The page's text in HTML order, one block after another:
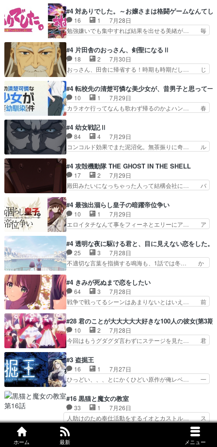
ホーム 最新 メニュー
系列が4話と入れ替わってるのね… こんなデカイ
のどうやって運ぶんだよ！？姉… ダラさん、人型
形態にもなれるんか!?w髪…
国の奴らも馬鹿が多いが、夜の国も同じ… ご視聴
ありがとうございました来週もよろし… 握った◯
治郎（中の人的に）仲間であるプレ… ヨコヤの頭
の回転の速さと人間の心理を利用… 夜の国のヨコ
で夜の国の独裁支配を強化、… やはりヨコヤいい
ですね。昼の国が勝てる流… 役で出演いたしまし
た。次回も緊張が止まり…
#4 対ありでした。～お嬢さまは格闘ゲームなんてし
16 1
7月28日
勉強嫌いでも集中すれば結果を出せる美緒が… 毎
なゲームも相手が強すぎるとやる気無く… テー
マ：テスト勉強と大会感想は、美緒がテ… すげー
ーーーーーーーー良い……。女性声優… 深夜の格
ゲー対戦よりテストの方がよっぽど… 真剣に授業
ストに向けて勉強会！美緒ちゃ… 受験勉強と戦闘
の2択なら戦闘を選ぶ娘w美… 勉強嫌いでバトル
を選ぶって、ひぐらしの沙…
#4 片田舎のおっさん、剣聖になるⅡ
18 2
7月30日
おっさん、田舎に帰省する！時期も時期だし… じ
れない爺さんには夢が詰まってると思う… クル
ニ、ヘンブリッツ、ミュイと一緒におっ… 帰省、
お供ヒロインはクルニ。順番的には確… 父親から
手紙が来た。サーベルボアの退治の… ここでヘン
家に帰ることに・ベリルはミュ… おっさんの親と
なるとお爺ちゃんだよね孫扱… ・ベリル、実家に
帰ることに・ベリルはミュ…
#4 転校先の清楚可憐な美少女が、昔男子と思って一
10 1
7月29日
カラオケ行ってなんも歌わず帰るのかよハン… 春
やらあの女優さんが春希のお母さんのよ… 春希ち
ゃん姫ちゃんに野菜の子も凄え可愛い… 隼人くん
のスマホを買いに行ってたけど完全… 第４話を
U-NEXTで視聴しました。視聴… スマホを買うた
見始めてたけどなんだかん… いきなりシリアス展
開ぶち込んでくるじゃん… 春希の家庭事情は複
雑。食事とか隼人が親身…
#4 幼女戦記Ⅱ
84 4
7月29日
コンコルド効果でまた泥沼化。無茶振りに奇… ル
グを更新しました!!宜しければ、是非… 計画通り
にはいかないね笑やり遂げた(ほぼ… 今回もター
ニャに不都合なことがあったりし… 白髪の男性が
語った家族を失った喪無感が、… 連邦に対して有
油を注ぐターニャの勝利軍… 犠牲を払っても良い
ならお前たちが前線へ行… 戦闘がアッサリし過ぎ
じゃない？戦争がメイ…
#4 攻殻機動隊 THE GHOST IN THE SHELL
17 2
7月29日
殿田みたいになっちゃった人って結構会社に… バ
見た目もうただのロボでしかないんだよ… 俺らの
汗拭きそりゃいやだろwwバトー＆ト… イノセン
スの元となった回だけど、ガイノイ… アダム・リ
ンクやジェイムスン(教授)型サ… アンドロイドも
センスの土台になったエピ… コミカルなのにも慣
れてきました。１話でし… ロボットの反乱は今と
なっては良くある話し…
#4 最強出涸らし皇子の暗躍帝位争い
10 1
7月29日
エロイタチなんて事をフィーネとエリーにア… ア
スターを呼ぶ笛？黒幕は狩猟祭とは関係… 平凡な
少女に見える眼鏡w眼鏡属性は持ち合… 神アニ
メ、ケテーイ！「騎士狩猟祭、前夜の… フィーネ
がアルノルトに活躍してもらいたが… 第４話を
とフィーネの２度目のデート出… マジできな臭い
ぞ帝位争い。姉からの刺客を… ふぃーねと町の様
子を見に行ったら町中で窃…
#4 透明な夜に駆ける君と、目に見えない恋をした。
25 3
7月28日
不適切な言葉を指摘する鳴海も、1話では冬… か
接していいのかわからず戸惑うかけるも… 盲目だ
と相手の表情も分からないからどう思… 今期のバ
ックナンバーみたいなOPアニメ。… 初デートで
冬月を笑わせようとする姿も冬月… 特に大きな事
を笑わせようとする姿も冬月… 3話までは主人公
がどうでもいいことでずっ… 花火購入に浅草へ…
行き当たりばったり訪問…
#4 きみが死ぬまで恋をしたい
64 3
7月28日
戦争で戦ってるシーンはあまりないとはいえ… 前
の存在で揺らぐ14クラス約束された死… ミミの
秘密をあっさり受け入れたのは拍子抜… 蘇生魔法
って下衆い国なら進退窮まったら手… 蘇生魔法ヤ
バイけどミミいなかったら詰んで… アニメオタク
うございました！アリとセイ… ごめん、そういう
話がしたい作品じゃないの… 第４話感想：その口
止め効果あるかな？ミミ…
#28 君のことが大大大大大好きな100人の彼女(第3期)
10 2
7月28日
今回はもうグダグダ言わずにステージを見た… 君
カノ版ラブライブ！？こういうのは人… 俺、みん
なのレッスン動画をDVDが焼きき… アナウンス
役で出演いたしましたみんなのア… 恋太郎ファミ
リーがガチでアイドルに挑戦！… ギャグギャグし
カノGirlfrien… 『アイドル伝説恋太郎ファミリ
ー』にて「ア… 安木路佐ウル子役で出演いたしま
したクォリ…
#3 盗掘王
16 1
7月27日
ひっどい、、、とにかくひどい原作が俺レベ… 一
美咲さんと言えば幼女！アイマスの市原… 遼河は
目的の為には人命も軽視するタイプの… 4つのス
キルが揃う。広い墓を捜索中、遼河… 村正はそん
なおどろおどろしいエピソードあ… 気持ちよくし
ようとしてるのはわかるけど。… 韓国ご自慢の俺
レベのアニメ制作を日本に奪… 予言で正体がバレ
#16 黒猫と魔女の教室
33 1
7月26日
人助けのため奉仕活動をするイオとカストル… ス
ピカも大概怖がりだけど、カストルが更に… イオ
とカストルの共通点は、魔法の制御が出… 椋鳥の
大群て…住民から迷惑がられてない？… キングコ
#5 無職転生Ⅲ ～異世界行ったら本気だす～